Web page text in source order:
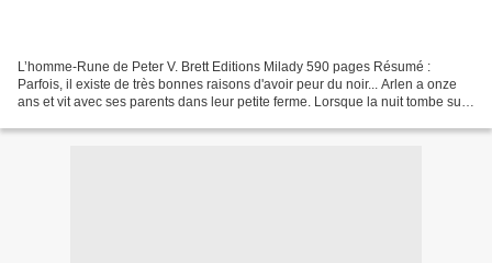
L’homme-Rune de Peter V. Brett Editions Milady 590 pages Résumé :
Parfois, il existe de très bonnes raisons d'avoir peur du noir... Arlen a onze
ans et vit avec ses parents dans leur petite ferme. Lorsque la nuit tombe sur